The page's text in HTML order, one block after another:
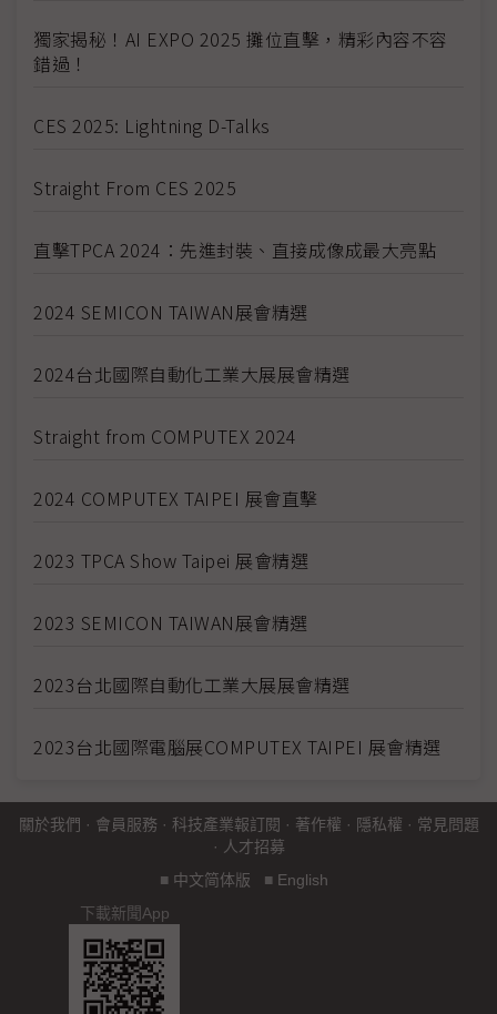
獨家揭秘！AI EXPO 2025 攤位直擊，精彩內容不容
錯過！
CES 2025: Lightning D-Talks
Straight From CES 2025
直擊TPCA 2024：先進封裝、直接成像成最大亮點
2024 SEMICON TAIWAN展會精選
2024台北國際自動化工業大展展會精選
Straight from COMPUTEX 2024
2024 COMPUTEX TAIPEI 展會直擊
2023 TPCA Show Taipei 展會精選
2023 SEMICON TAIWAN展會精選
2023台北國際自動化工業大展展會精選
2023台北國際電腦展COMPUTEX TAIPEI 展會精選
關於我們 · 會員服務 · 科技產業報訂閱 · 著作權 · 隱私權 · 常見問題
· 人才招募
■ 中文简体版 ■ English
下載新聞App